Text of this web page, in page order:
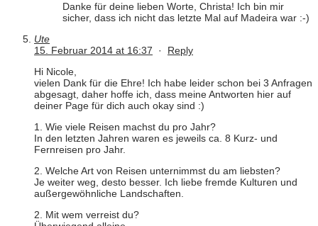
Danke für deine lieben Worte, Christa! Ich bin mir
sicher, dass ich nicht das letzte Mal auf Madeira war :-)
Ute
15. Februar 2014 at 16:37 · Reply
Hi Nicole,
vielen Dank für die Ehre! Ich habe leider schon bei 3 Anfragen
abgesagt, daher hoffe ich, dass meine Antworten hier auf
deiner Page für dich auch okay sind :)
1. Wie viele Reisen machst du pro Jahr?
In den letzten Jahren waren es jeweils ca. 8 Kurz- und
Fernreisen pro Jahr.
2. Welche Art von Reisen unternimmst du am liebsten?
Je weiter weg, desto besser. Ich liebe fremde Kulturen und
außergewöhnliche Landschaften.
2. Mit wem verreist du?